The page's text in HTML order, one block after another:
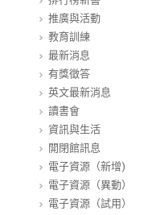
推廣與活動
教育訓練
最新消息
有獎徵答
英文最新消息
讀書會
資訊與生活
開閉館訊息
電子資源（新增)
電子資源（異動）
電子資源（試用）